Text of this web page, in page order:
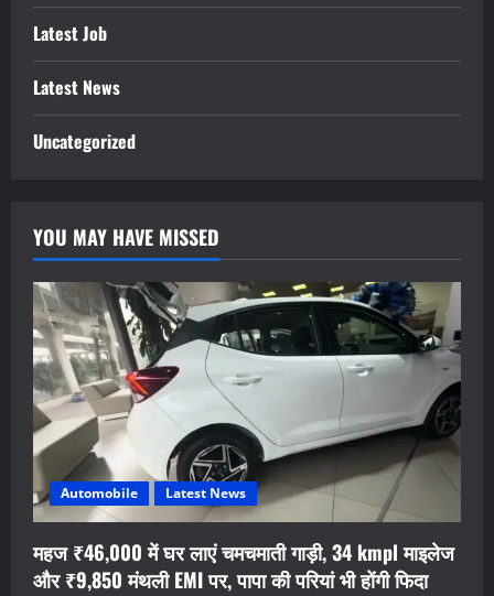
Latest Job
Latest News
Uncategorized
YOU MAY HAVE MISSED
Automobile Latest News
महज ₹46,000 में घर लाएं चमचमाती गाड़ी, 34 kmpl माइलेज
और ₹9,850 मंथली EMI पर, पापा की परियां भी होंगी फिदा